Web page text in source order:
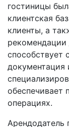
гостиницы
клиентская
клиенты, а
рекомендации
способствует
документация
обеспечивает
операциях.
Арендодатель